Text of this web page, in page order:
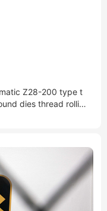
Z28-200 type t
dies thread rollin